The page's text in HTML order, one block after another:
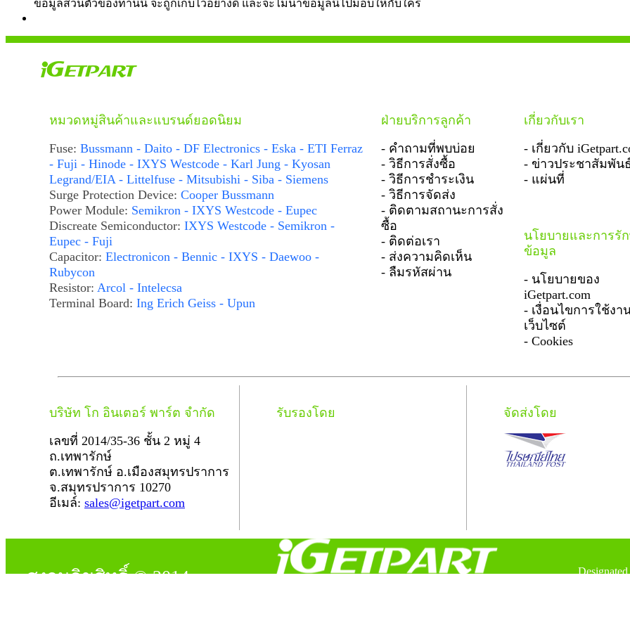
ข้อมูลส่วนตัวของท่านนี้ จะถูกเก็บไว้อย่างดี และจะไม่นำข้อมูลนี้ไปมอบให้กับใคร
หมวดหมู่สินค้าและแบรนด์ยอดนิยม
Fuse: Bussmann - Daito - DF Electronics - Eska - ETI Ferraz
- Fuji - Hinode - IXYS Westcode - Karl Jung - Kyosan
Legrand/EIA - Littelfuse - Mitsubishi - Siba - Siemens
Surge Protection Device: Cooper Bussmann
Power Module: Semikron - IXYS Westcode - Eupec
Discreate Semiconductor: IXYS Westcode - Semikron -
Eupec - Fuji
Capacitor: Electronicon - Bennic - IXYS - Daewoo -
Rubycon
Resistor: Arcol - Intelecsa
Terminal Board: Ing Erich Geiss - Upun
ฝ่ายบริการลูกค้า
- คำถามที่พบบ่อย
- วิธีการสั่งซื้อ
- วิธีการชำระเงิน
- วิธีการจัดส่ง
- ติดตามสถานะการสั่ง
ซื้อ
- ติดต่อเรา
- ส่งความคิดเห็น
- ลืมรหัสผ่าน
เกี่ยวกับเรา
- เกี่ยวกับ
- ข่าวประชาสัมพัน
- แผ่นที่
นโยบายและการรั
ข้อมูล
- นโยบายของ
iGetpart.com
- เงื่อนไขการใช้งา
เว็บไซต์
- Cookies
บริษัท โก อินเตอร์ พาร์ต จำกัด
เลขที่ 2014/35-36 ชั้น 2 หมู่ 4
ถ.เทพารักษ์
ต.เทพารักษ์ อ.เมืองสมุทรปราการ
จ.สมุทรปราการ 10270
อีเมล์: sales@igetpart.com
รับรองโดย จัดส่งโดย
สงวนลิขสิทธิ์ © 2014